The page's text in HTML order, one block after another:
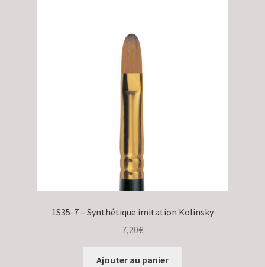
1S35-7 – Synthétique imitation Kolinsky
7,20€
Ajouter au panier